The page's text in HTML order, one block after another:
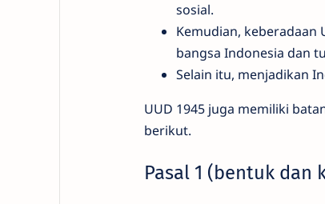
sosial.
Kemudian, keberadaan
bangsa Indonesia dan
Selain itu, menjadikan
UUD 1945 juga memiliki
berikut.
Pasal 1 (bentuk dan